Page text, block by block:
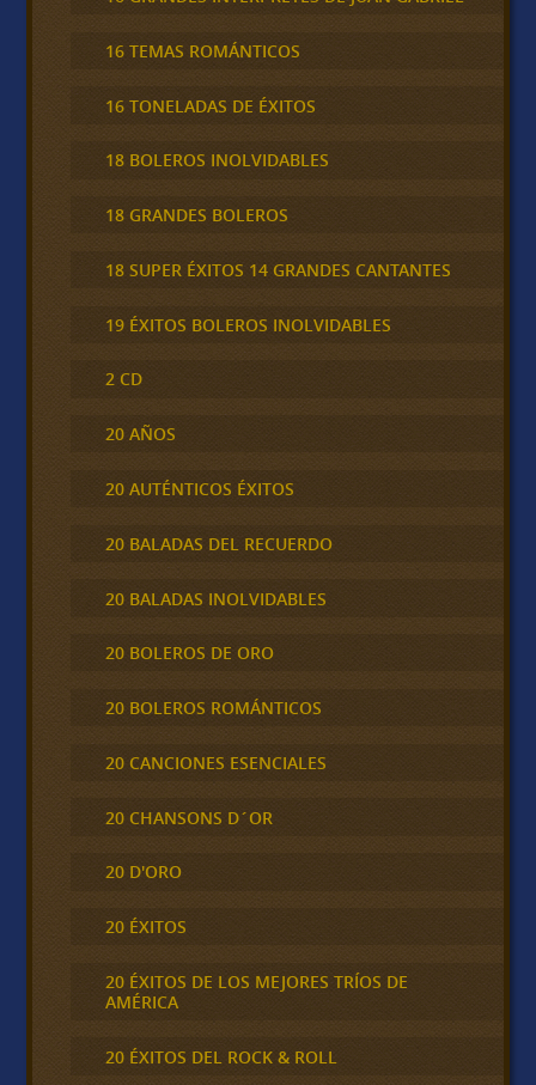
16 TEMAS ROMÁNTICOS
16 TONELADAS DE ÉXITOS
18 BOLEROS INOLVIDABLES
18 GRANDES BOLEROS
18 SUPER ÉXITOS 14 GRANDES CANTANTES
19 ÉXITOS BOLEROS INOLVIDABLES
2 CD
20 AÑOS
20 AUTÉNTICOS ÉXITOS
20 BALADAS DEL RECUERDO
20 BALADAS INOLVIDABLES
20 BOLEROS DE ORO
20 BOLEROS ROMÁNTICOS
20 CANCIONES ESENCIALES
20 CHANSONS D´OR
20 D'ORO
20 ÉXITOS
20 ÉXITOS DE LOS MEJORES TRÍOS DE
AMÉRICA
20 ÉXITOS DEL ROCK & ROLL